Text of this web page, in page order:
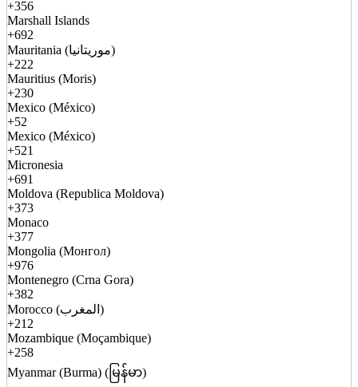
+356
Marshall Islands
+692
Mauritania (موريتانيا)
+222
Mauritius (Moris)
+230
Mexico (México)
+52
Mexico (México)
+521
Micronesia
+691
Moldova (Republica Moldova)
+373
Monaco
+377
Mongolia (Монгол)
+976
Montenegro (Crna Gora)
+382
Morocco (المغرب)
+212
Mozambique (Moçambique)
+258
Myanmar (Burma) (မြန်မာ)